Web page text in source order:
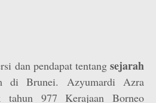
dan pendapat tentang sejarah
di Brunei. Azyumardi Azra
tahun 977 Kerajaan Borneo